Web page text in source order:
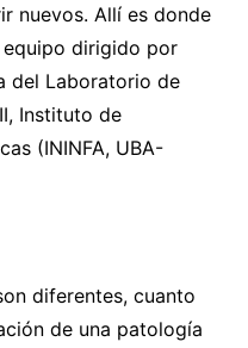
nuevos. Allí es donde
dirigido por
del Laboratorio de
Instituto de
(ININFA, UBA-
diferentes, cuanto
de una patología